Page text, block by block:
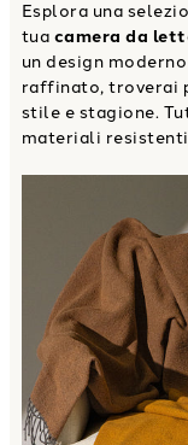
Esplora una
tua camera da
un design
raffinato, troverai
stile e stagione.
materiali
Plaid CM